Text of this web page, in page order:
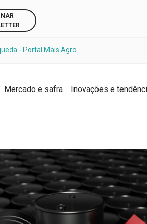
- Portal Mais Agro
Mercado e safra Inovações e